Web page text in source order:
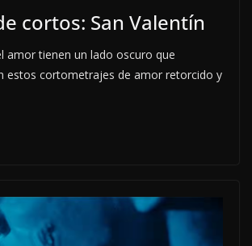
cortos: San Valentín
amor tienen un lado oscuro que
estos cortometrajes de amor retorcido y